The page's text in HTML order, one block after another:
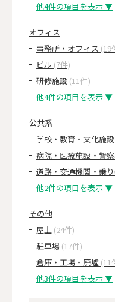
他4件の項目を表示 ▼
オフィス
事務所・オフィス (19
ビル (7件)
研修施設 (11件)
他4件の項目を表示 ▼
公共系
学校・教育・文化施設
病院・医療施設・警
道路・交通機関・乗
他2件の項目を表示 ▼
その他
屋上 (24件)
駐車場 (17件)
倉庫・工場・廃墟 (11
他3件の項目を表示 ▼